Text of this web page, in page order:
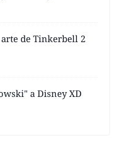
de Tinkerbell 2
a Disney XD